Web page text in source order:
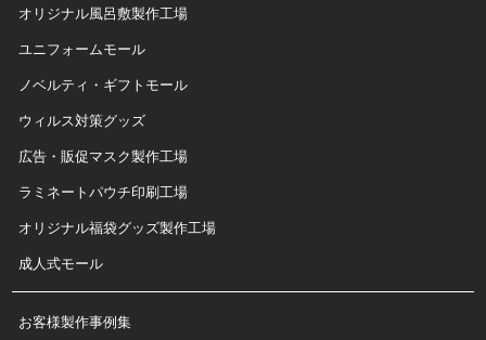
オリジナル風呂敷製作工場
ユニフォームモール
ノベルティ・ギフトモール
ウィルス対策グッズ
広告・販促マスク製作工場
ラミネートパウチ印刷工場
オリジナル福袋グッズ製作工場
成人式モール
お客様製作事例集